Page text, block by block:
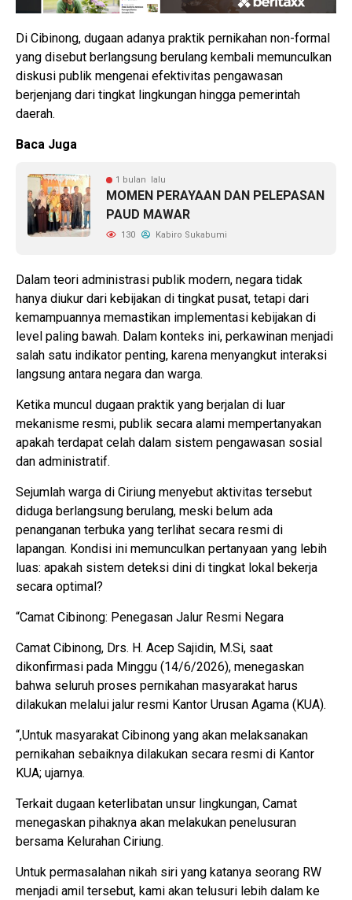
Di Cibinong, dugaan adanya praktik pernikahan non-formal
yang disebut berlangsung berulang kembali memunculkan
diskusi publik mengenai efektivitas pengawasan
berjenjang dari tingkat lingkungan hingga pemerintah
daerah.
Baca Juga
1 bulan lalu
MOMEN PERAYAAN DAN PELEPASAN
PAUD MAWAR
130 Kabiro Sukabumi
Dalam teori administrasi publik modern, negara tidak
hanya diukur dari kebijakan di tingkat pusat, tetapi dari
kemampuannya memastikan implementasi kebijakan di
level paling bawah. Dalam konteks ini, perkawinan menjadi
salah satu indikator penting, karena menyangkut interaksi
langsung antara negara dan warga.
Ketika muncul dugaan praktik yang berjalan di luar
mekanisme resmi, publik secara alami mempertanyakan
apakah terdapat celah dalam sistem pengawasan sosial
dan administratif.
Sejumlah warga di Ciriung menyebut aktivitas tersebut
diduga berlangsung berulang, meski belum ada
penanganan terbuka yang terlihat secara resmi di
lapangan. Kondisi ini memunculkan pertanyaan yang lebih
luas: apakah sistem deteksi dini di tingkat lokal bekerja
secara optimal?
“Camat Cibinong: Penegasan Jalur Resmi Negara
Camat Cibinong, Drs. H. Acep Sajidin, M.Si, saat
dikonfirmasi pada Minggu (14/6/2026), menegaskan
bahwa seluruh proses pernikahan masyarakat harus
dilakukan melalui jalur resmi Kantor Urusan Agama (KUA).
“,Untuk masyarakat Cibinong yang akan melaksanakan
pernikahan sebaiknya dilakukan secara resmi di Kantor
KUA; ujarnya.
Terkait dugaan keterlibatan unsur lingkungan, Camat
menegaskan pihaknya akan melakukan penelusuran
bersama Kelurahan Ciriung.
Untuk permasalahan nikah siri yang katanya seorang RW
menjadi amil tersebut, kami akan telusuri lebih dalam ke